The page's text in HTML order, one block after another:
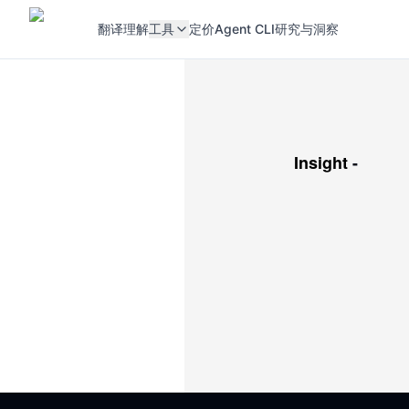
翻译理解工具 定价Agent CLI研究与洞察
Insight-